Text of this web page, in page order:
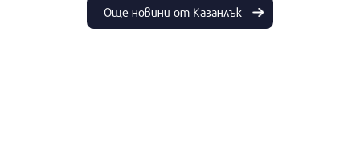
Още новини от Казанлък